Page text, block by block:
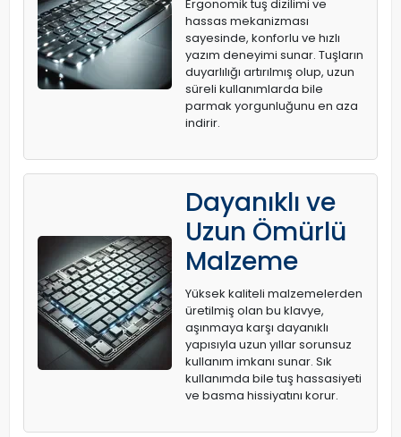
Ergonomik tuş dizilimi ve
hassas mekanizması
sayesinde, konforlu ve hızlı
yazım deneyimi sunar. Tuşların
duyarlılığı artırılmış olup, uzun
süreli kullanımlarda bile
parmak yorgunluğunu en aza
indirir.
Dayanıklı ve
Uzun Ömürlü
Malzeme
Yüksek kaliteli malzemelerden
üretilmiş olan bu klavye,
aşınmaya karşı dayanıklı
yapısıyla uzun yıllar sorunsuz
kullanım imkanı sunar. Sık
kullanımda bile tuş hassasiyeti
ve basma hissiyatını korur.